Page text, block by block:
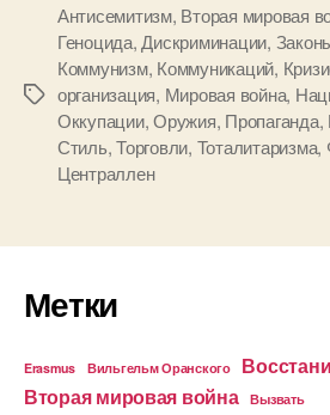
Метки
Антисемитизм, Вторая мировая
Геноцида, Дискриминации,
Коммунизм, Коммуникаций,
организация, Мировая война,
Оккупации,Оружия, Пропаганда,
Стиль,Торговли, Тоталитаризма,
Централлен
Метки
Erasmus Вильгельм Оранского
Вторая мировая война
Вызвать